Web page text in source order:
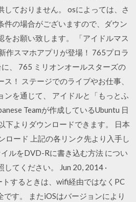
しておりません。 osによっては、さ
件の場合がございますので、ダウン
をお願い致します。 ‎「アイドルマス
作スマホアプリが登場！ 765プロラ
、 765 ミリオンオールスターズの
！ ステージでのライブやお仕事、
ンを通じて、 アイドルと「もっとふ
Teamが作成しているUbuntu 日
下よりダウンロードできます。 日本
ロード 上記の各リンク先より入手し
ルをDVD-Rに書き込む方法 につい
てください。 Jun 20, 2014 ·
するときは、wifi経由ではなくPC
す。 またiOSはバージョンにより